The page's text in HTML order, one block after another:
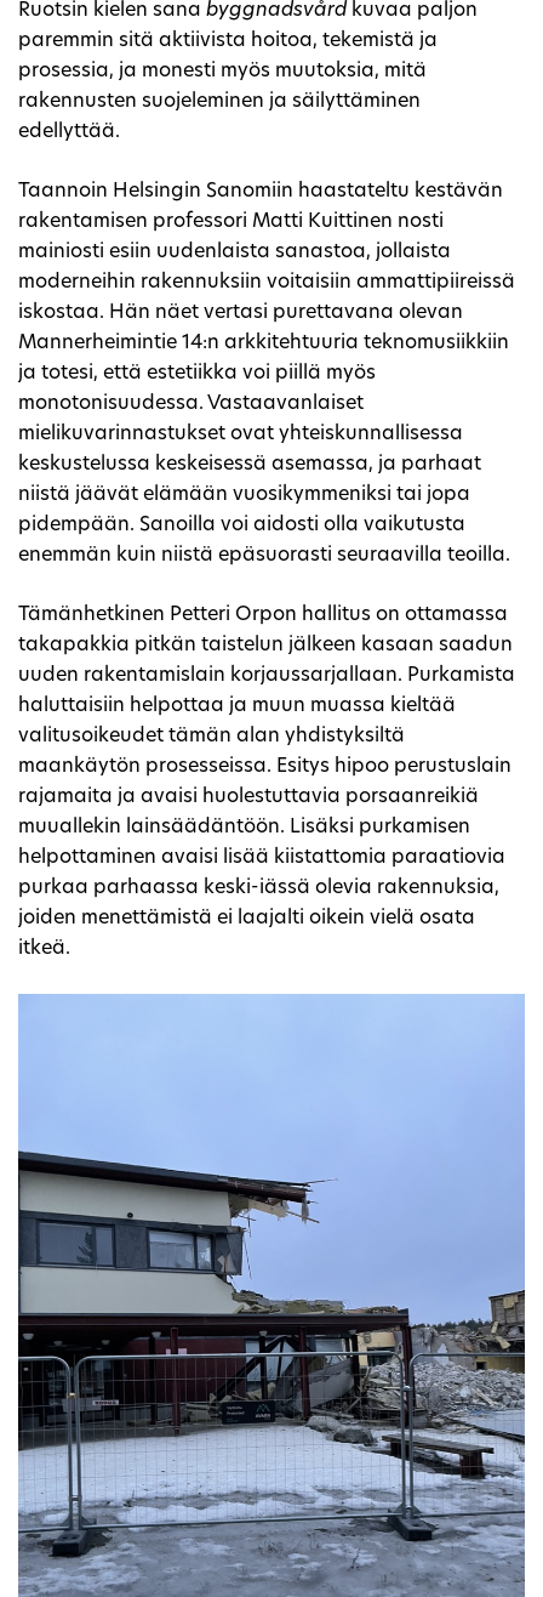
Ruotsin kielen sana byggnadsvård kuvaa paljon
paremmin sitä aktiivista hoitoa, tekemistä ja
prosessia, ja monesti myös muutoksia, mitä
rakennusten suojeleminen ja säilyttäminen
edellyttää.
Taannoin Helsingin Sanomiin haastateltu kestävän
rakentamisen professori Matti Kuittinen nosti
mainiosti esiin uudenlaista sanastoa, jollaista
moderneihin rakennuksiin voitaisiin ammattipiireissä
iskostaa. Hän näet vertasi purettavana olevan
Mannerheimintie 14:n arkkitehtuuria teknomusiikkiin
ja totesi, että estetiikka voi piillä myös
monotonisuudessa. Vastaavanlaiset
mielikuvarinnastukset ovat yhteiskunnallisessa
keskustelussa keskeisessä asemassa, ja parhaat
niistä jäävät elämään vuosikymmeniksi tai jopa
pidempään. Sanoilla voi aidosti olla vaikutusta
enemmän kuin niistä epäsuorasti seuraavilla teoilla.
Tämänhetkinen Petteri Orpon hallitus on ottamassa
takapakkia pitkän taistelun jälkeen kasaan saadun
uuden rakentamislain korjaussarjallaan. Purkamista
haluttaisiin helpottaa ja muun muassa kieltää
valitusoikeudet tämän alan yhdistyksiltä
maankäytön prosesseissa. Esitys hipoo perustuslain
rajamaita ja avaisi huolestuttavia porsaanreikiä
muuallekin lainsäädäntöön. Lisäksi purkamisen
helpottaminen avaisi lisää kiistattomia paraatiovia
purkaa parhaassa keski-iässä olevia rakennuksia,
joiden menettämistä ei laajalti oikein vielä osata
itkeä.